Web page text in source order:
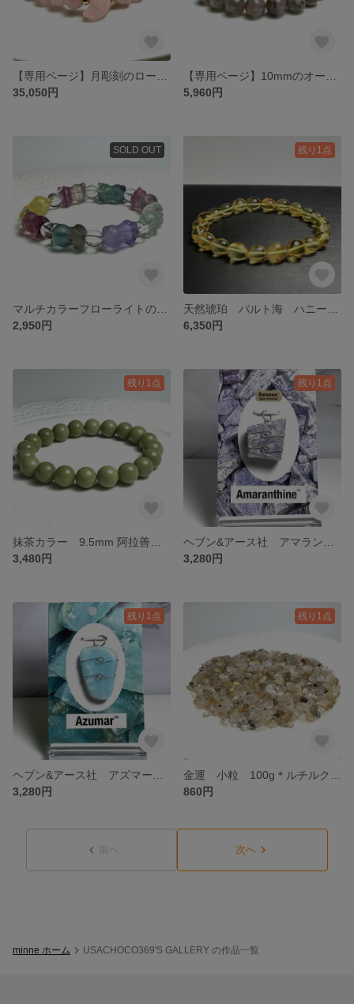
35,050円
5,960円
SOLD OUT
2,950円
残り1点
6,350円
残り1点
3,480円
残り1点
3,280円
残り1点
3,280円
残り1点
860円
前へ 次へ
minne ホーム USACHOCO369'S GALLERY の作品一覧